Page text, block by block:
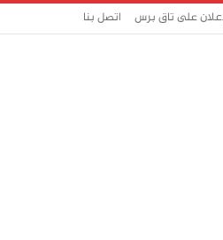
على تاق برس اتصل بنا